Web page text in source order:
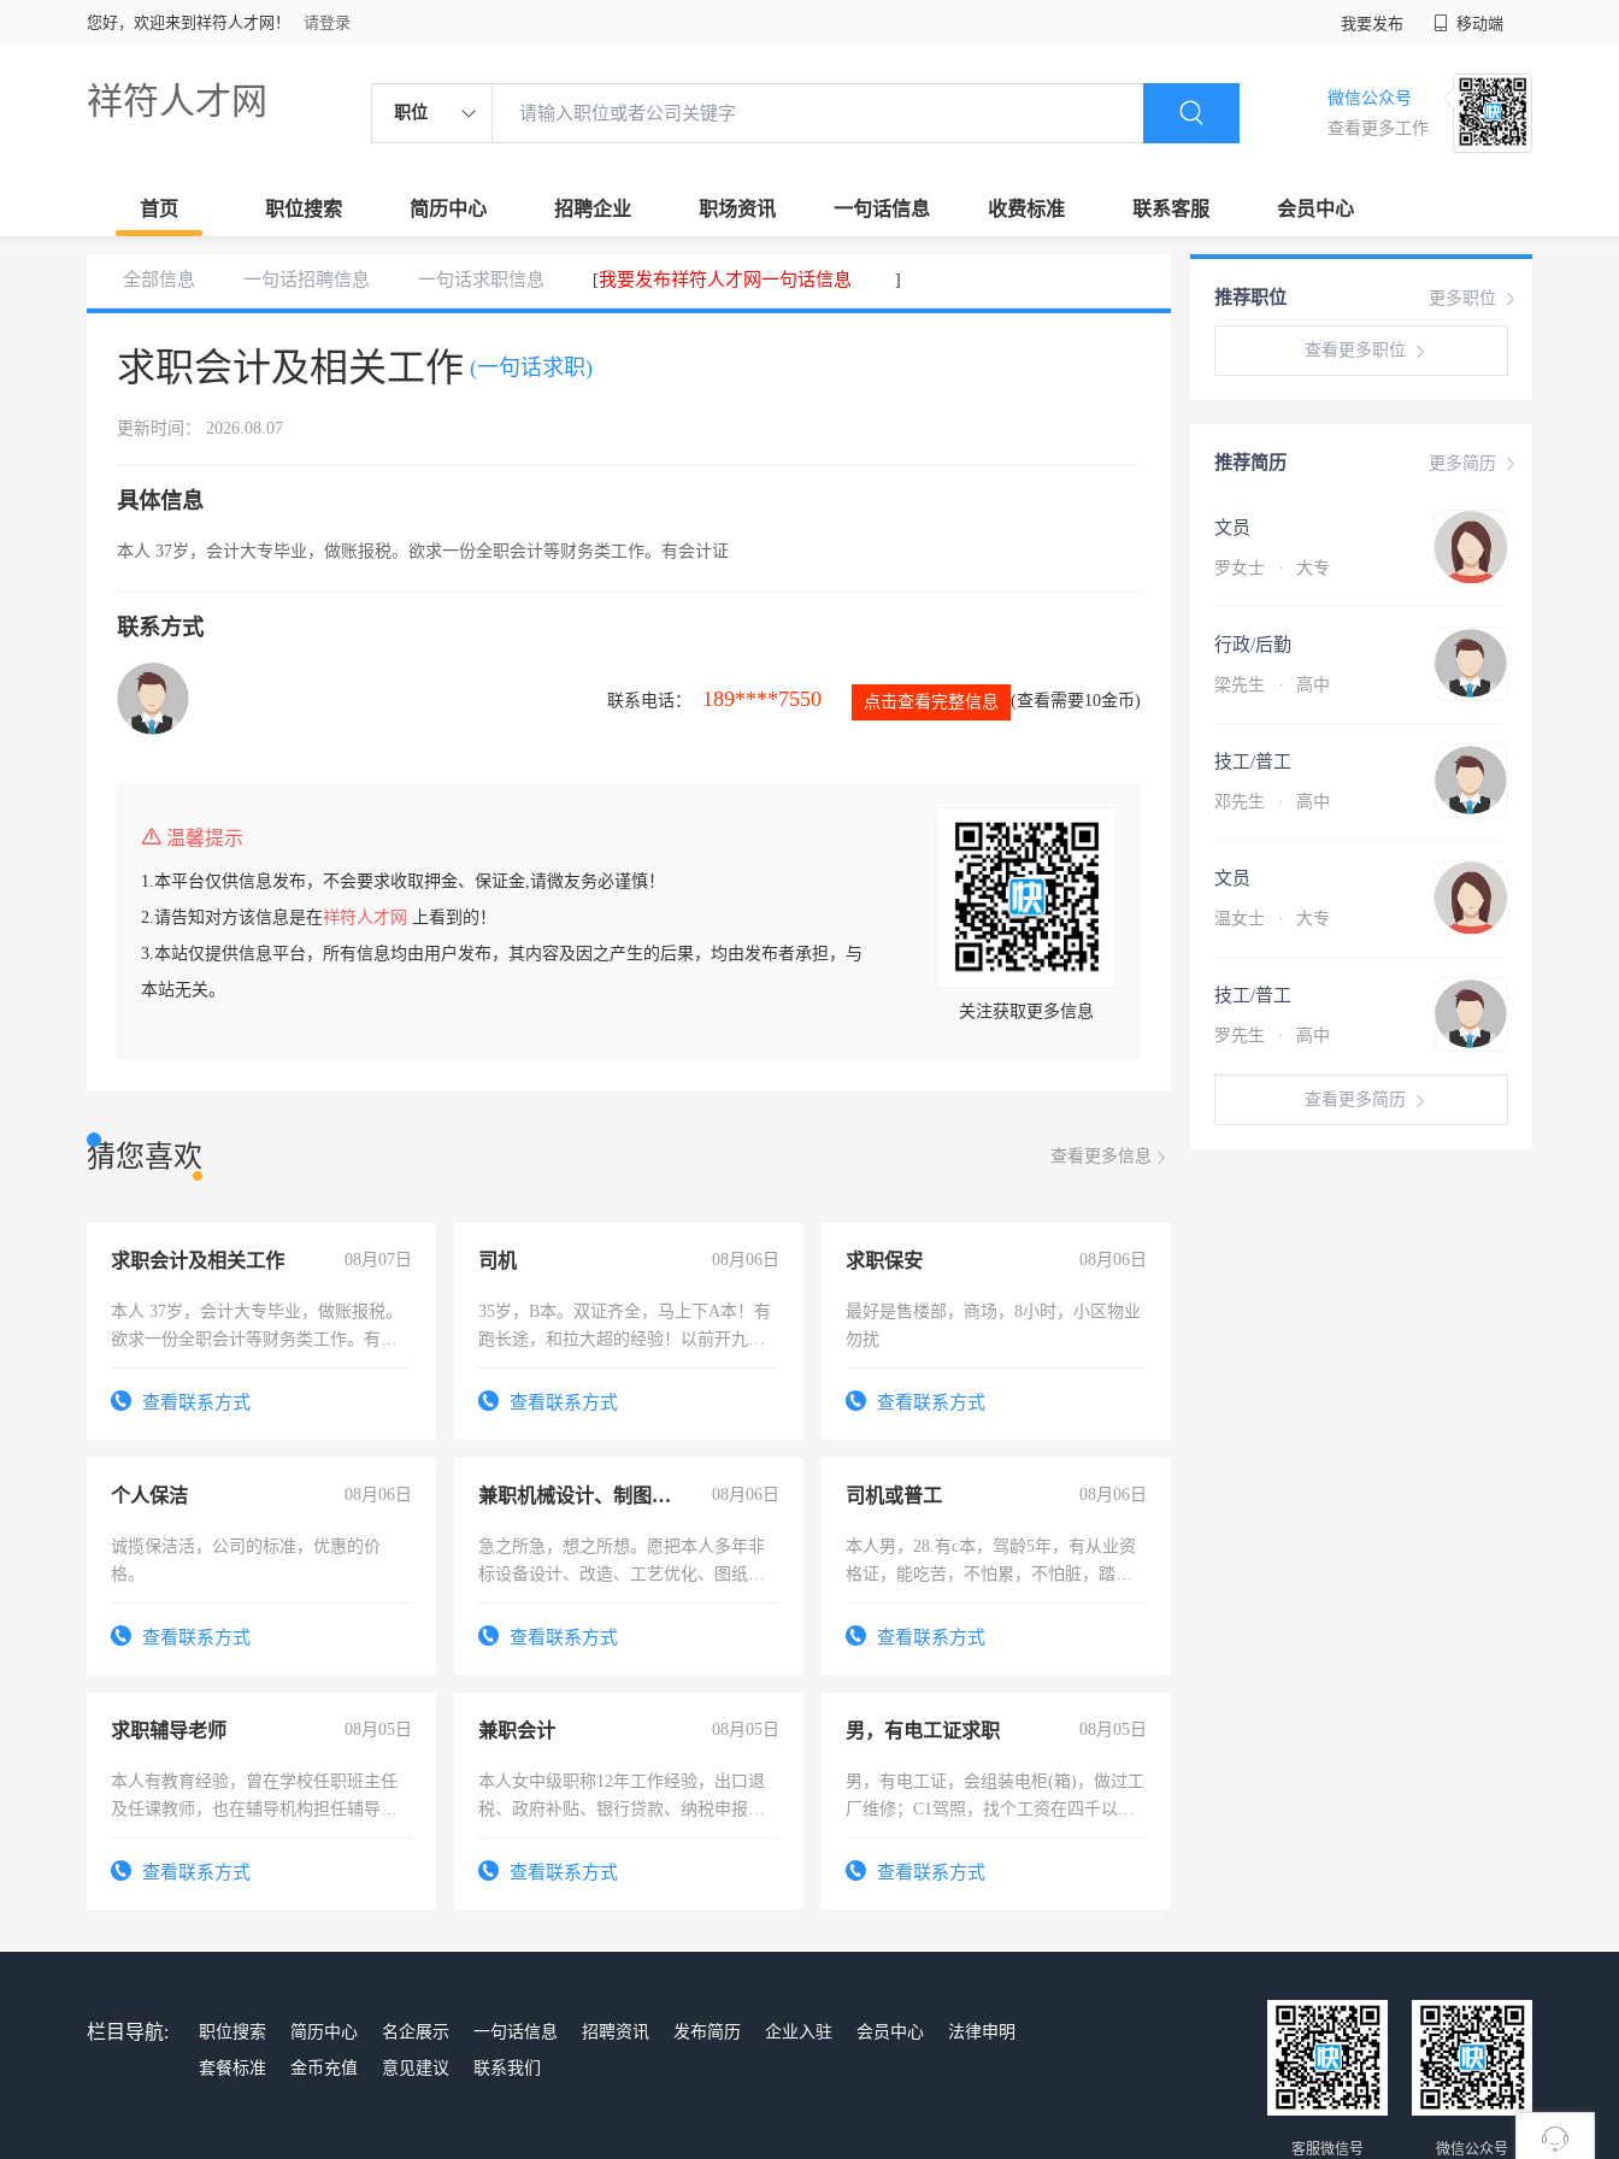
您好，欢迎来到祥符人才网！ 请登录 我要发布 移动端
祥符人才网 职位
微信公众号
查看更多工作
首页 职位搜索 简历中心 招聘企业 职场资讯 一句话信息 收费标准 联系客服 会员中心
全部信息 一句话招聘信息 一句话求职信息 [我要发布祥符人才网一句话信息 ]
求职会计及相关工作 (一句话求职)
更新时间： 2026.08.07
具体信息
本人 37岁，会计大专毕业，做账报税。欲求一份全职会计等财务类工作。有会计证
联系方式
联系电话： 189****7550 点击查看完整信息 (查看需要10金币)
温馨提示
1.本平台仅供信息发布，不会要求收取押金、保证金,请微友务必谨慎！
2.请告知对方该信息是在祥符人才网
上看到的！
3.本站仅提供信息平台，所有信息均由用户发布，其内容及因之产生的后果，均由发布者承担，与
本站无关。
关注获取更多信息
猜您喜欢 查看更多信息
求职会计及相关工作 08月07日
本人 37岁，会计大专毕业，做账报税。
欲求一份全职会计等财务类工作。有会
查看联系方式
司机 08月06日
35岁，B本。双证齐全，马上下A本！有
跑长途，和拉大超的经验！以前开九米
查看联系方式
求职保安 08月06日
最好是售楼部，商场，8小时，小区物业
勿扰
查看联系方式
个人保洁 08月06日
诚揽保洁活，公司的标准，优惠的价
格。
查看联系方式
兼职机械设计、制图、设备改造 08月06日
急之所急，想之所想。愿把本人多年非
标设备设计、改造、工艺优化、图纸制
结识有识之士，共享未来。
查看联系方式
司机或普工 08月06日
本人男，28.有c本，驾龄5年，有从业资
格证，能吃苦，不怕累，不怕脏，踏
查看联系方式
求职辅导老师 08月05日
本人有教育经验，曾在学校任职班主任
及任课教师，也在辅导机构担任辅导教
查看联系方式
兼职会计 08月05日
本人女中级职称12年工作经验，出口退
税、政府补贴、银行贷款、纳税申报、
务，财务咨询等业务。欲求兼职会计工
查看联系方式
男，有电工证求职 08月05日
男，有电工证，会组装电柜(箱)，做过工
厂维修；C1驾照，找个工资在四千以
电话查看联系方式
更多职位
推荐职位
查看更多职位
更多简历
推荐简历
文员
罗女士 · 大专
行政/后勤
梁先生 · 高中
技工/普工
邓先生 · 高中
文员
温女士 · 大专
技工/普工
罗先生 · 高中
查看更多简历
栏目导航: 职位搜索 简历中心 名企展示 一句话信息 招聘资讯 发布简历 企业入驻 会员中心
法律申明
套餐标准
金币充值 意见建议 联系我们
微信公众号
客服微信号